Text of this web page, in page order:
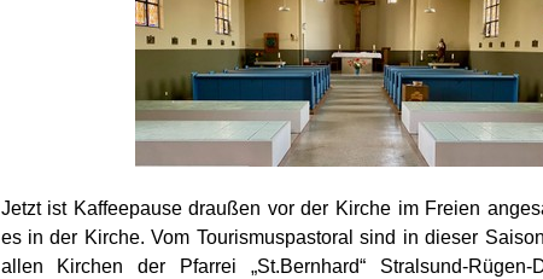
Jetzt ist Kaffeepause draußen vor der Kirche im Freien
es in der Kirche. Vom Tourismuspastoral sind in dieser
allen Kirchen der Pfarrei „St.Bernhard“ Stralsund-